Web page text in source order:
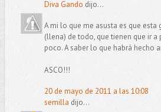
Diva Gando dijo...
A mi lo que me asusta es que esta
(llena) de todo, que tienen que ir
poco. A saber lo que habrá hecho
ASCO!!!
20 de mayo de 2011 a las 10:08
semilla dijo...